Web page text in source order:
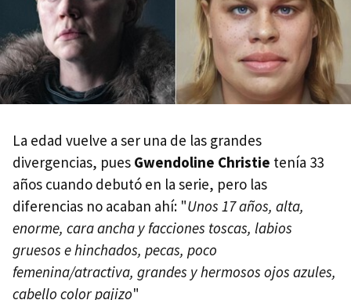
La edad vuelve a ser una de las grandes
divergencias, pues Gwendoline Christie tenía 33
años cuando debutó en la serie, pero las
diferencias no acaban ahí: "Unos 17 años, alta,
enorme, cara ancha y facciones toscas, labios
gruesos e hinchados, pecas, poco
femenina/atractiva, grandes y hermosos ojos azules,
cabello color pajizo"